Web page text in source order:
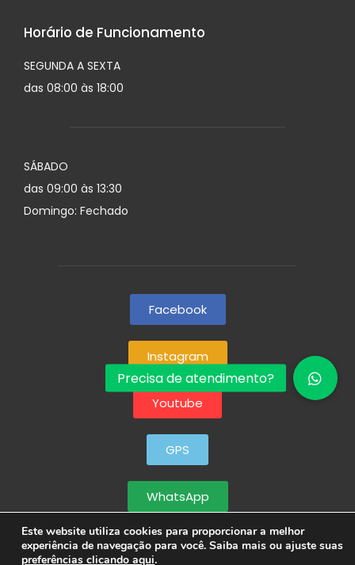
Horário de Funcionamento
SEGUNDA A SEXTA
das 08:00 às 18:00
SÁBADO
das 09:00 às 13:30
Domingo: Fechado
Facebook
Instagram
Youtube
GPS
WhatsApp
Este website utiliza cookies para proporcionar a melhor
experiência de navegação para você. Saiba mais ou ajuste suas
preferências clicando aqui.